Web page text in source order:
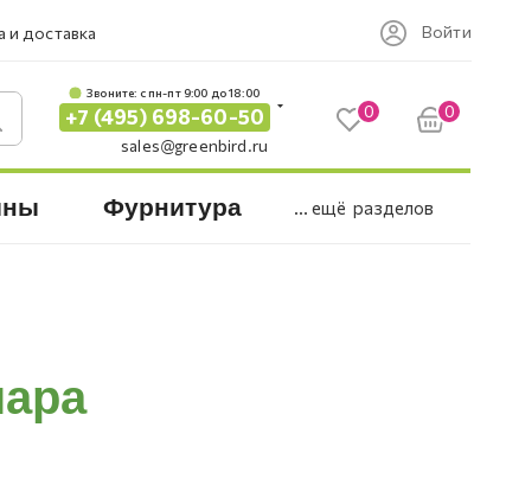
и доставка Войти
Звоните: c пн-пт 9:00 до 18:00
+7 (495) 698-60-50
sales@greenbird.ru
0 0
Фурнитура ... ещё разделов